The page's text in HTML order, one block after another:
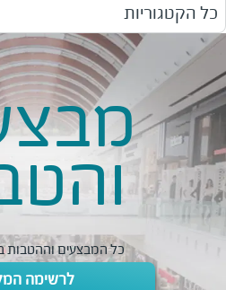
כל הקטגוריות
כל המבצעים וההטבות
לרשימה